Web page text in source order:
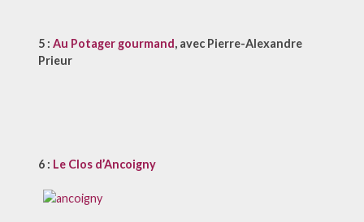
5 : Au Potager gourmand, avec Pierre-Alexandre
Prieur
6 : Le Clos d’Ancoigny